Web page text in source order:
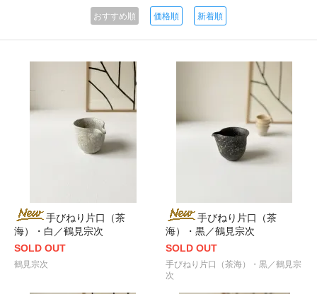
おすすめ順 価格順 新着順
手びねり片口（茶
海）・白／鶴見宗次
SOLD OUT
鶴見宗次
手びねり片口（茶
海）・黒／鶴見宗次
SOLD OUT
手びねり片口（茶海）・黒／鶴見宗
次